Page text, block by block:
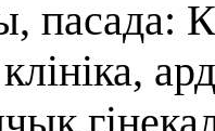
клініка,